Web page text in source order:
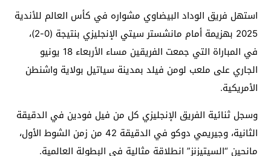
استهل فريق الوداد البيضاوي مشواره في كأس العالم للأندية
2025 بهزيمة أمام مانشستر سيتي الإنجليزي بنتيجة (0-2)،
في المباراة التي جمعت الفريقين مساء الأربعاء 18 يونيو
الجاري على ملعب لومن فيلد بمدينة سياتيل بولاية واشنطن
الأمريكية.
وسجل ثنائية الفريق الإنجليزي كل من فيل فودين في الدقيقة
الثانية، وجيريمي دوكو في الدقيقة 42 من زمن الشوط الأول،
مانحين “السيتيزنز” انطلاقة مثالية في البطولة العالمية.